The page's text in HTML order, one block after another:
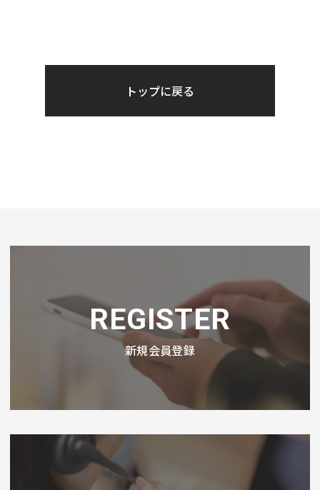
トップに戻る
REGISTER
新規会員登録